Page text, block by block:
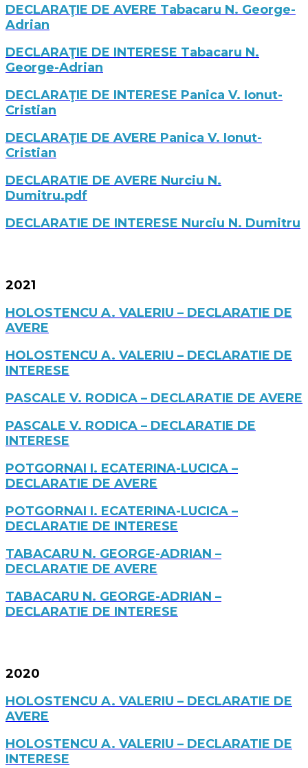
DECLARAŢIE DE AVERE Tabacaru N. George-
Adrian
DECLARAŢIE DE INTERESE Tabacaru N.
George-Adrian
DECLARAŢIE DE INTERESE Panica V. Ionut-
Cristian
DECLARAŢIE DE AVERE Panica V. Ionut-
Cristian
DECLARATIE DE AVERE Nurciu N.
Dumitru.pdf
DECLARATIE DE INTERESE Nurciu N. Dumitru
2021
HOLOSTENCU A. VALERIU – DECLARATIE DE
AVERE
HOLOSTENCU A. VALERIU – DECLARATIE DE
INTERESE
PASCALE V. RODICA – DECLARATIE DE AVERE
PASCALE V. RODICA – DECLARATIE DE
INTERESE
POTGORNAI I. ECATERINA-LUCICA –
DECLARATIE DE AVERE
POTGORNAI I. ECATERINA-LUCICA –
DECLARATIE DE INTERESE
TABACARU N. GEORGE-ADRIAN –
DECLARATIE DE AVERE
TABACARU N. GEORGE-ADRIAN –
DECLARATIE DE INTERESE
2020
HOLOSTENCU A. VALERIU – DECLARATIE DE
AVERE
HOLOSTENCU A. VALERIU – DECLARATIE DE
INTERESE